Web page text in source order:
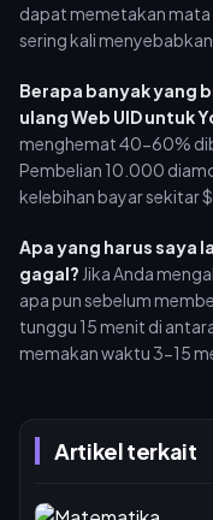
Artikel terkait
dapat memetakan mata
sering kali
Berapa banyak yang
ulang Web UID untuk
menghemat 40-60%
Pembelian 10.000
kelebihan bayar sekitar
Apa yang harus saya
gagal? Jika Anda
apa pun sebelum
tunggu 15 menit di
memakan waktu 3-15